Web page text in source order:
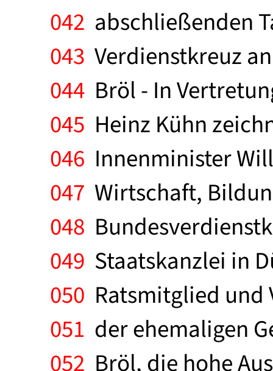
042 abschließenden
043 Verdienstkreuz
044 Bröl - In
045 Heinz Kühn
046 Innenminister
047 Wirtschaft,
048
049 Staatskanzlei in
050 Ratsmitglied und
051 der ehemaligen
052 Bröl, die hohe